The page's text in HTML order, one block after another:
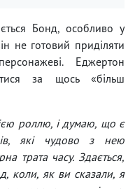
Бонд, особливо у
не готовий приділяти
Еджертон
за щось «більш
роллю, і думаю, що є
які чудово з нею
трата часу. Здається,
коли, як ви сказали, я